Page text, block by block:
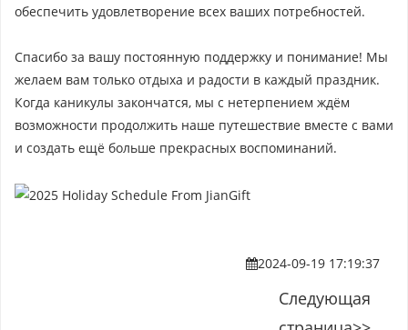
обеспечить удовлетворение всех ваших потребностей.
Спасибо за вашу постоянную поддержку и понимание! Мы
желаем вам только отдыха и радости в каждый праздник.
Когда каникулы закончатся, мы с нетерпением ждём
возможности продолжить наше путешествие вместе с вами
и создать ещё больше прекрасных воспоминаний.
2024-09-19 17:19:37
Следующая